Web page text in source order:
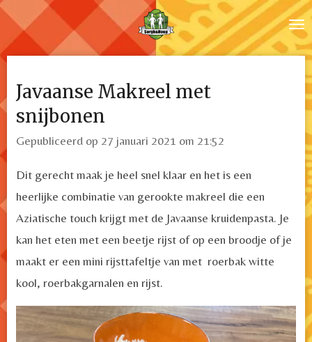
Ga
direct
naar
de
hoofdinhoud
Javaanse Makreel met
snijbonen
Gepubliceerd op 27 januari 2021 om 21:52
Dit gerecht maak je heel snel klaar en het is een
heerlijke combinatie van gerookte makreel die een
Aziatische touch krijgt met de Javaanse kruidenpasta. Je
kan het eten met een beetje rijst of op een broodje of je
maakt er een mini rijsttafeltje van met roerbak witte
kool, roerbakgarnalen en rijst.